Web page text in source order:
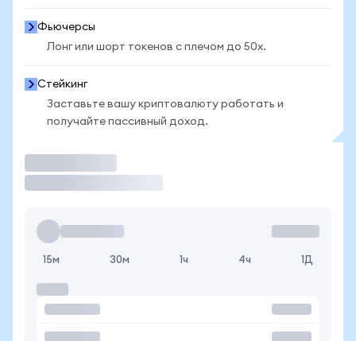
Фьючерсы
Лонг или шорт токенов с плечом до 50x.
Стейкинг
Заставьте вашу криптовалюту работать и
получайте пассивный доход.
15м 30м 1ч 4ч 1Д